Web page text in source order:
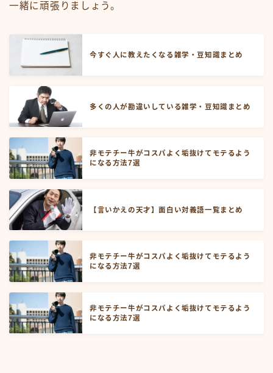
一緒に頑張りましょう。
今すぐ人に教えたくなる雑学・豆知識まとめ
多くの人が勘違いしている雑学・豆知識まとめ
非モテチー牛がコスパよく垢抜けてモテるよう
になる方法7選
【言いかえの天才】面白い対義語一覧まとめ
非モテチー牛がコスパよく垢抜けてモテるよう
になる方法7選
非モテチー牛がコスパよく垢抜けてモテるよう
になる方法7選